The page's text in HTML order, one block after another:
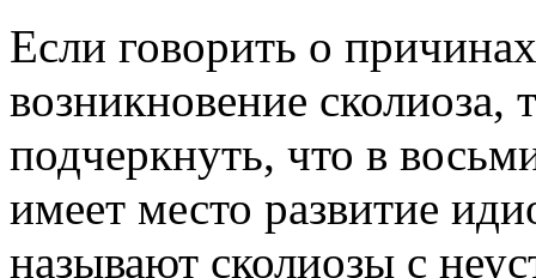
Если говорить о
возникновение сколиоза,
подчеркнуть, что в
имеет место развитие
называют сколиозы с